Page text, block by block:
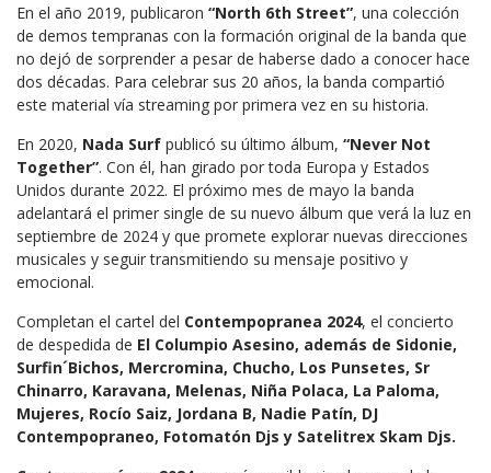
En el año 2019, publicaron “North 6th Street”, una colección
de demos tempranas con la formación original de la banda que
no dejó de sorprender a pesar de haberse dado a conocer hace
dos décadas. Para celebrar sus 20 años, la banda compartió
este material vía streaming por primera vez en su historia.
En 2020, Nada Surf publicó su último álbum, “Never Not
Together”. Con él, han girado por toda Europa y Estados
Unidos durante 2022. El próximo mes de mayo la banda
adelantará el primer single de su nuevo álbum que verá la luz en
septiembre de 2024 y que promete explorar nuevas direcciones
musicales y seguir transmitiendo su mensaje positivo y
emocional.
Completan el cartel del Contempopranea 2024, el concierto
de despedida de El Columpio Asesino, además de Sidonie,
Surfin´Bichos, Mercromina, Chucho, Los Punsetes, Sr
Chinarro, Karavana, Melenas, Niña Polaca, La Paloma,
Mujeres, Rocío Saiz, Jordana B, Nadie Patín, DJ
Contempopraneo, Fotomatón Djs y Satelitrex Skam Djs.